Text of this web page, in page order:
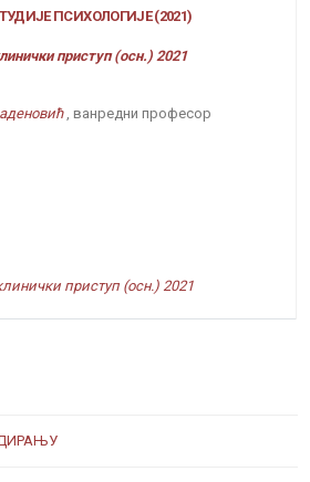
ПСИХОЛОГИЈЕ (2021)
приступ (осн.) 2021
, ванредни професор
приступ (осн.) 2021